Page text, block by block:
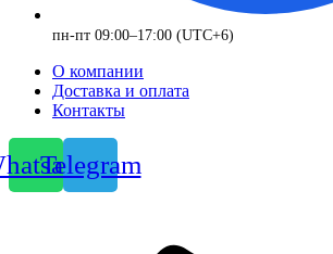
пн-пт 09:00–17:00 (UTC+6)
О компании
Доставка и оплата
Контакты
Telegram